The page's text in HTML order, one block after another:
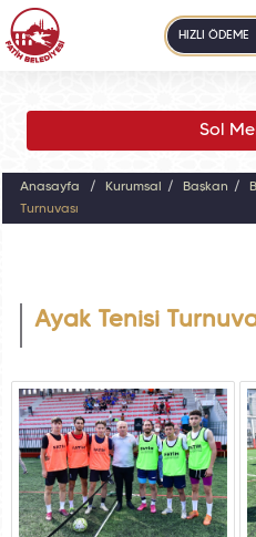
HIZLI ÖDEME
Sol
Anasayfa Kurumsal Başkan
Turnuvası
Ayak Tenisi